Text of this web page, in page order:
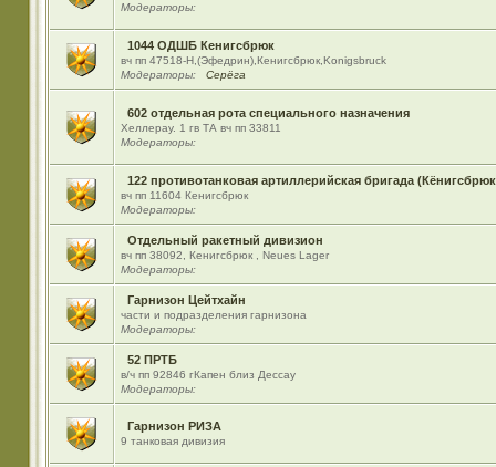
Модераторы:
1044 ОДШБ Кенигсбрюк
вч пп 47518-Н,(Эфедрин),Кенигсбрюк,Konigsbruck
Модераторы:
Серёга
602 отдельная рота специального назначения
Хеллерау. 1 гв ТА вч пп 33811
Модераторы:
122 противотанковая артиллерийская бригада
вч пп 11604 Кенигсбрюк
Модераторы:
Отдельный ракетный дивизион
вч пп 38092, Кенигсбрюк , Neues Lager
Модераторы:
Гарнизон Цейтхайн
части и подразделения гарнизона
Модераторы:
52 ПРТБ
в/ч пп 92846 гКапен близ Дессау
Модераторы:
Гарнизон РИЗА
9 танковая дивизия